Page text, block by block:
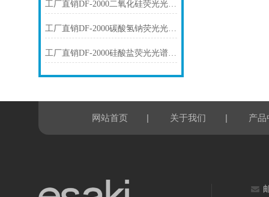
工厂直销DF-2000二氧化硅荧光光谱仪技术参数
工厂直销DF-2000碳酸氢钠荧光光谱仪技术参数
工厂直销DF-2000硅酸盐荧光光谱仪技术参数
网站首页 | 关于我们 | 产品